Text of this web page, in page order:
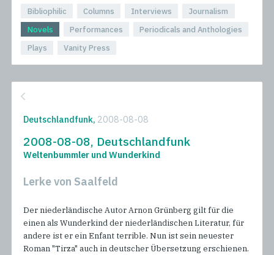
Bibliophilic Columns Interviews
Journalism
Novels
Performances
Periodicals and Anthologies
Plays
Vanity Press
Deutschlandfunk, 2008-08-08
2008-08-08, Deutschlandfunk
Weltenbummler und Wunderkind
Lerke von Saalfeld
Der niederländische Autor Arnon Grünberg gilt für die
einen als Wunderkind der niederländischen Literatur, für
andere ist er ein Enfant terrible. Nun ist sein neuester
Roman "Tirza" auch in deutscher Übersetzung erschienen.